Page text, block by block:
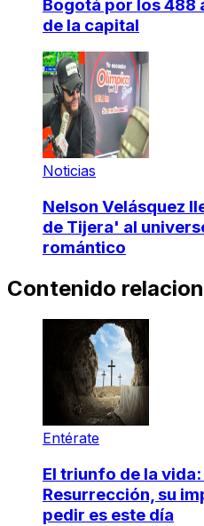
Bogotá por los 488
de la capital
Noticias
Nelson Velásquez
de Tijera' al
romántico
Contenido
Entérate
El triunfo de la
Resurrección, su
pedir es este día